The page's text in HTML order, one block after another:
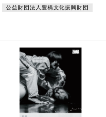
公益財団法人豊橋文化振興財団